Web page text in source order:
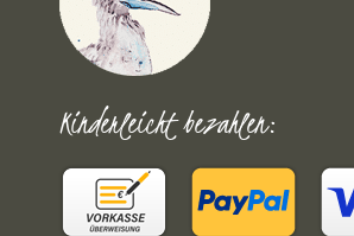
Kinderleicht bezahlen: